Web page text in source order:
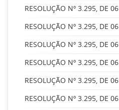
RESOLUÇÃO Nº 3.295, DE
RESOLUÇÃO Nº 3.295, DE
RESOLUÇÃO Nº 3.295, DE
RESOLUÇÃO Nº 3.295, DE
RESOLUÇÃO Nº 3.295, DE
RESOLUÇÃO Nº 3.295, DE